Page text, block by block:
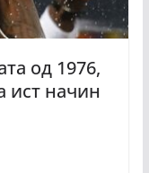
од 1976,
ист начин